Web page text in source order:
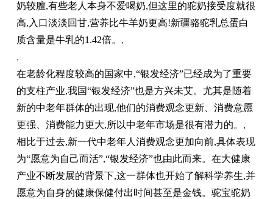
奶较膻,有些老人本身不爱喝奶,但这里的驼奶接受度就很
高,入口淡淡回甘,营养比牛羊奶更高!新疆骆驼乳总蛋白
质含量是牛乳的1.42倍。 ,
,
在老龄化程度较高的国家中,“银发经济”已经成为了重要
的支柱产业,我国“银发经济”也是方兴未艾。尤其是随着
新的中老年群体的出现,他们的消费观念更新、消费意愿
更强、消费能力更大,所以中老年市场是很有潜力的。 ,
相比于过去,新一代中老年人消费观念更加向前,具体表现
为“愿意为自己而活”,“银发经济”也由此而来。在大健康
产业不断发展的背景下,这一群体也开始了解科学养生,并
愿意为自身的健康保健付出时间甚至是金钱。驼宝驼奶